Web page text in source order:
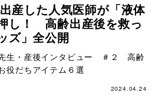
産した人気医師が「液体
し！ 高齢出産後を救っ
ズ」全公開
生・産後インタビュー ＃２ 高齢
役だちアイテム６選
2024.04.24